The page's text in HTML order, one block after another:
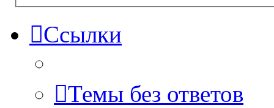
Ссылки
Темы без ответов